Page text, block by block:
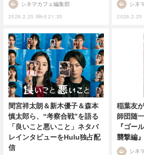
2026.2.25 Wed 21:35
シネマカフェ編集部
2026.2.25
シネ
間宮祥太朗＆新木優子＆森本
慎太郎ら、“考察合戦”を語る
「良いこと悪いこと」ネタバ
レインタビューをHulu独占配
信
稲葉友
師団随
『ゴー
襲撃編』
シネ